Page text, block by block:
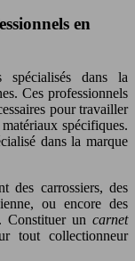
en
dans la
Ces professionnels
pour travailler
spécifiques.
dans la marque
des carrossiers, des
ou encore des
Constituer un carnet
tout collectionneur